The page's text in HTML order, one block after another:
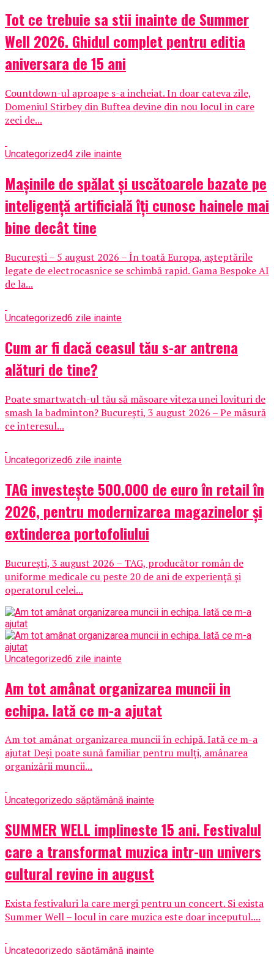
Tot ce trebuie sa stii inainte de Summer
Well 2026. Ghidul complet pentru editia
aniversara de 15 ani
Countdown-ul aproape s-a incheiat. In doar cateva zile,
Domeniul Stirbey din Buftea devine din nou locul in care
zeci de...
Uncategorized4 zile inainte
Mașinile de spălat și uscătoarele bazate pe
inteligență artificială îți cunosc hainele mai
bine decât tine
București – 5 august 2026 – În toată Europa, așteptările
legate de electrocasnice se schimbă rapid. Gama Bespoke AI
de la...
Uncategorized6 zile inainte
Cum ar fi dacă ceasul tău s-ar antrena
alături de tine?
Poate smartwatch-ul tău să măsoare viteza unei lovituri de
smash la badminton? București, 3 august 2026 – Pe măsură
ce interesul...
Uncategorized6 zile inainte
TAG investește 500.000 de euro în retail în
2026, pentru modernizarea magazinelor și
extinderea portofoliului
București, 3 august 2026 – TAG, producător român de
uniforme medicale cu peste 20 de ani de experiență și
operatorul celei...
Uncategorized6 zile inainte
Am tot amânat organizarea muncii in
echipa. Iată ce m-a ajutat
Am tot amânat organizarea muncii în echipă. Iată ce m-a
ajutat Deși poate sună familiar pentru mulți, amânarea
organizării muncii...
Uncategorizedo săptămână inainte
SUMMER WELL implineste 15 ani. Festivalul
care a transformat muzica intr-un univers
cultural revine in august
Exista festivaluri la care mergi pentru un concert. Si exista
Summer Well – locul in care muzica este doar inceputul....
Uncategorizedo săptămână inainte